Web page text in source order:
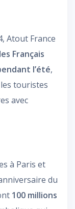
Atout France
Français
l’été,
touristes
avec
à Paris et
du
100 millions